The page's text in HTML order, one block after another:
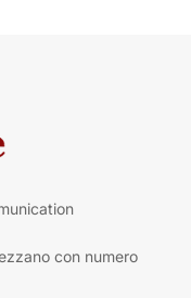
con numero